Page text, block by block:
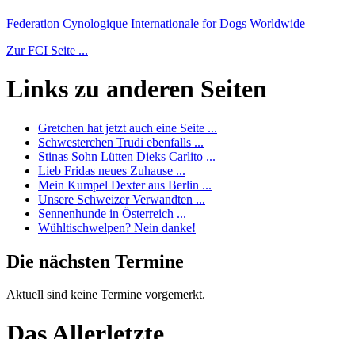
Federation Cynologique Internationale for Dogs Worldwide
Zur FCI Seite ...
Links zu anderen Seiten
Gretchen hat jetzt auch eine Seite ...
Schwesterchen Trudi ebenfalls ...
Stinas Sohn Lütten Dieks Carlito ...
Lieb Fridas neues Zuhause ...
Mein Kumpel Dexter aus Berlin ...
Unsere Schweizer Verwandten ...
Sennenhunde in Österreich ...
Wühltischwelpen? Nein danke!
Die nächsten Termine
Aktuell sind keine Termine vorgemerkt.